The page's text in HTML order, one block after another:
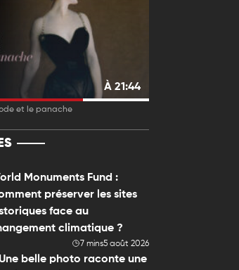
À 21:44
et le panache
Monuments Fund :
préserver les sites
face au
climatique ?
7 mins5 août 2026
belle photo raconte une